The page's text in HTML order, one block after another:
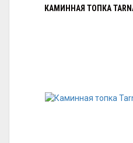
КАМИННАЯ ТОПКА